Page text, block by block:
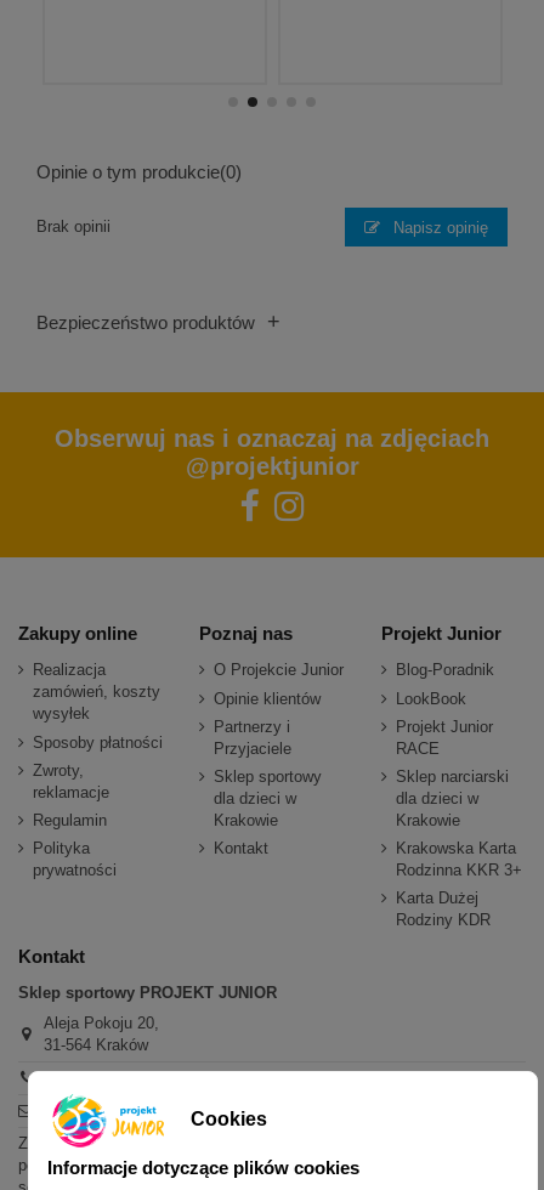
Opinie o tym produkcie(0)
Brak opinii Napisz opinię
Bezpieczeństwo produktów +
Obserwuj nas i oznaczaj na zdjęciach
@projektjunior
Zakupy online
Realizacja
zamówień, koszty
wysyłek
Sposoby płatności
Zwroty,
reklamacje
Regulamin
Polityka
prywatności
Poznaj nas
O Projekcie Junior
Opinie klientów
Partnerzy i
Przyjaciele
Sklep sportowy
dla dzieci w
Krakowie
Kontakt
Projekt Junior
Blog-Poradnik
LookBook
Projekt Junior
RACE
Sklep narciarski
dla dzieci w
Krakowie
Krakowska Karta
Rodzinna KKR 3+
Karta Dużej
Rodziny KDR
Kontakt
Sklep sportowy PROJEKT JUNIOR
Aleja Pokoju 20,
31-564 Kraków
sklep@projektjunior.pl
Zapraszamy do sklepu stacjonarnego:
poniedziałek - piątek: 11.00-19.00
Cookies
Informacje dotyczące plików cookies